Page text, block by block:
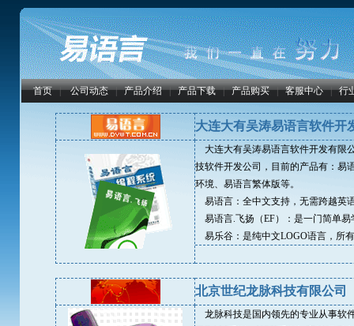
首页 | 公司动态 | 产品介绍 | 产品下载 | 产品购买 | 客服中心 | 行
大连大有吴涛易语言软件开
大连大有吴涛易语言软件开发有限
技软件开发公司，目前的产品有：易
环境、易语言繁体版等。
易语言：全中文支持，无需跨越英
易语言.飞扬（EF）：是一门简单
易乐谷：是纯中文LOGO语言，所
北京世纪龙脉科技有限公司
龙脉科技是国内领先的专业从事软